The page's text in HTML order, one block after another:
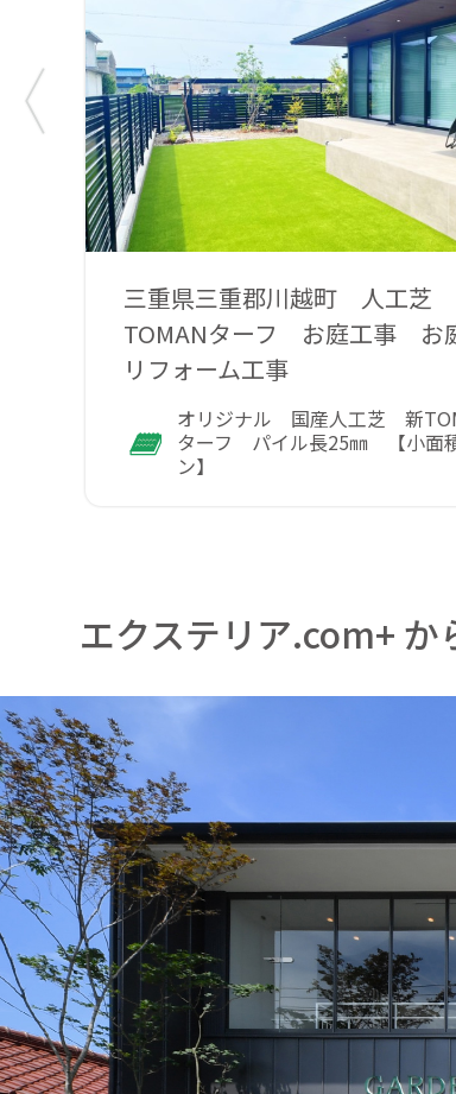
三重県三重郡川越町 人工芝
TOMANターフ お庭工事 お
リフォーム工事
オリジナル 国産人工芝 新
ターフ パイル長25㎜ 【小面
ン】
エクステリア.com+ か